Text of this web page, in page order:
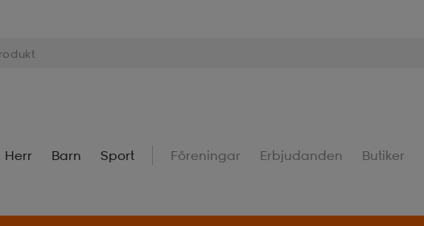
Herr Barn Sport Föreningar Erbjudanden Butiker